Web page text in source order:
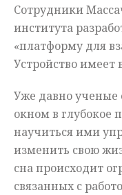
Сотрудники
института
«платформу для
Устройство имеет
Уже давно ученые
окном в глубокое
научиться ими
изменить свою
сна происходит
связанных с